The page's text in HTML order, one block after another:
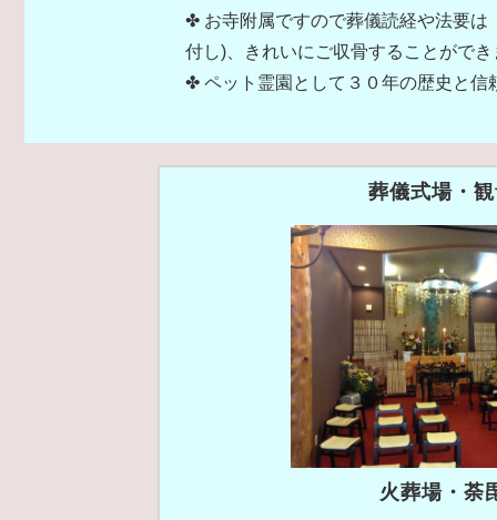
✤ お寺附属ですので葬儀読経や法要は
付し)、きれいにご収骨することができ
✤ ペット霊園として３０年の歴史と信
葬儀式場・
火葬場・荼